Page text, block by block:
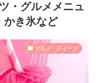
・グルメメニュ
かき氷など
グルメ・スイーツ